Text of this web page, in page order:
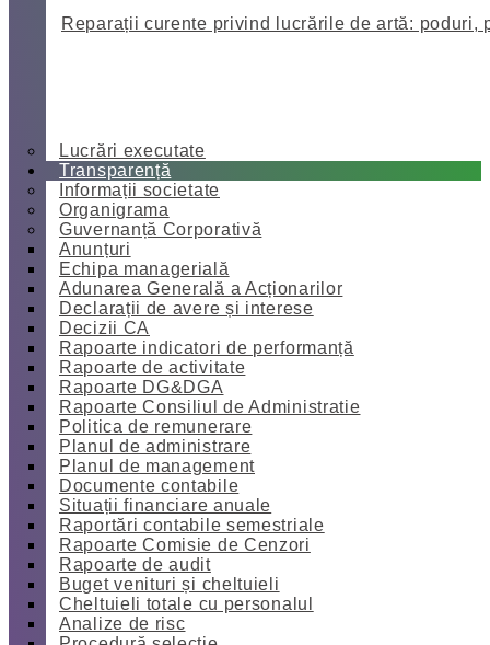
Reparații curente privind lucrările de artă: poduri,
Lucrări executate
Transparență
Informații societate
Organigrama
Guvernanță Corporativă
Anunțuri
Echipa managerială
Adunarea Generală a Acționarilor
Declarații de avere și interese
Decizii CA
Rapoarte indicatori de performanță
Rapoarte de activitate
Rapoarte DG&DGA
Rapoarte Consiliul de Administratie
Politica de remunerare
Planul de administrare
Planul de management
Documente contabile
Situații financiare anuale
Raportări contabile semestriale
Rapoarte Comisie de Cenzori
Rapoarte de audit
Buget venituri și cheltuieli
Cheltuieli totale cu personalul
Analize de risc